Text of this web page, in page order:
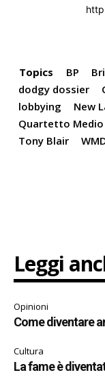
Topics BP
dodgy dossier
lobbying
New
Quartetto
Tony Blair
Leggi
Opinioni
Come diventare
Cultura
La fame è